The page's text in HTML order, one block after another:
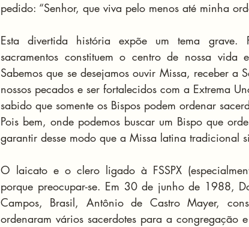
pedido: “Senhor, que viva pelo menos até minha
Esta divertida história expõe um tema grave.
sacramentos constituem o centro de nossa
Sabemos que se desejamos ouvir Missa, receber a
nossos pecados e ser fortalecidos com a Extrema
sabido que somente os Bispos podem ordenar
Pois bem, onde podemos buscar um Bispo que
garantir desse modo que a Missa latina tradicional
O laicato e o clero ligado à FSSPX
porque preocupar-se. Em 30 de junho de 1988,
Campos, Brasil, Antônio de Castro Mayer,
ordenaram vários sacerdotes para a